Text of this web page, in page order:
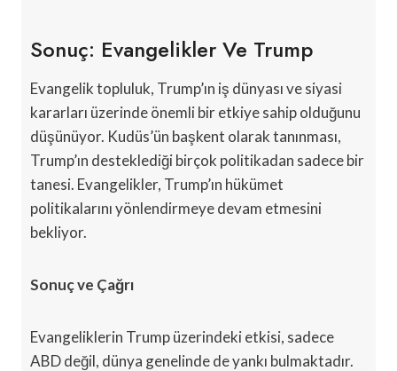
Sonuç: Evangelikler Ve Trump
Evangelik topluluk, Trump’ın iş dünyası ve siyasi
kararları üzerinde önemli bir etkiye sahip olduğunu
düşünüyor. Kudüs’ün başkent olarak tanınması,
Trump’ın desteklediği birçok politikadan sadece bir
tanesi. Evangelikler, Trump’ın hükümet
politikalarını yönlendirmeye devam etmesini
bekliyor.
Sonuç ve Çağrı
Evangeliklerin Trump üzerindeki etkisi, sadece
ABD değil, dünya genelinde de yankı bulmaktadır.